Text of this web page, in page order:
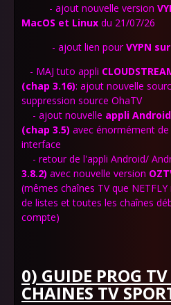
- ajout nouvelle version
MacOS et Linux du 21/07/26
- ajout lien pour VYPN
- MAJ tuto appli
(chap 3.16): ajout nouvelle
suppression source OhaTV
- ajout nouvelle appli
(chap 3.5) avec énormément
interface
- retour de l'appli Android/
3.8.2) avec nouvelle version
(mêmes chaînes TV que
de listes et toutes les chaînes
compte)
0) GUIDE PROG
CHAINES TV